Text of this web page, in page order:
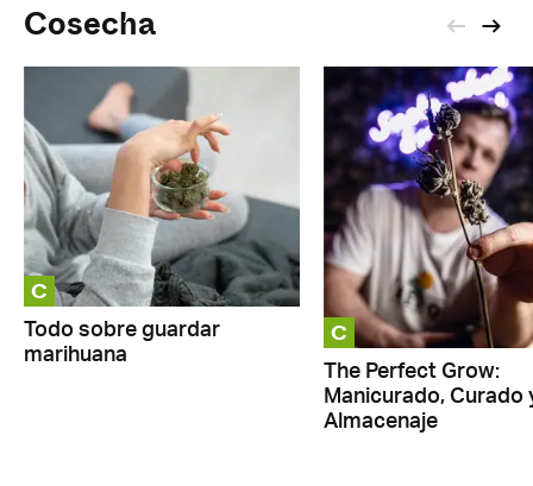
Cosecha
C
Todo sobre guardar
marihuana
C
The Perfect Grow:
Manicurado, Curado
Almacenaje